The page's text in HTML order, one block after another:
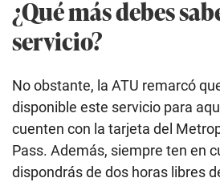
¿Qué más debes
servicio?
No obstante, la ATU remarcó
disponible este servicio para
cuenten con la tarjeta del
Pass. Además, siempre ten en
dispondrás de dos horas libres